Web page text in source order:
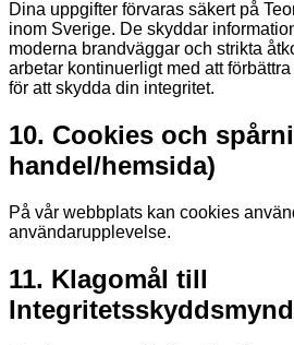
Dina uppgifter förvaras säkert på
inom Sverige. De skyddar
moderna brandväggar och strikta
arbetar kontinuerligt med att
för att skydda din integritet.
10. Cookies och
handel/hemsida)
På vår webbplats kan cookies
användarupplevelse.
11. Klagomål till